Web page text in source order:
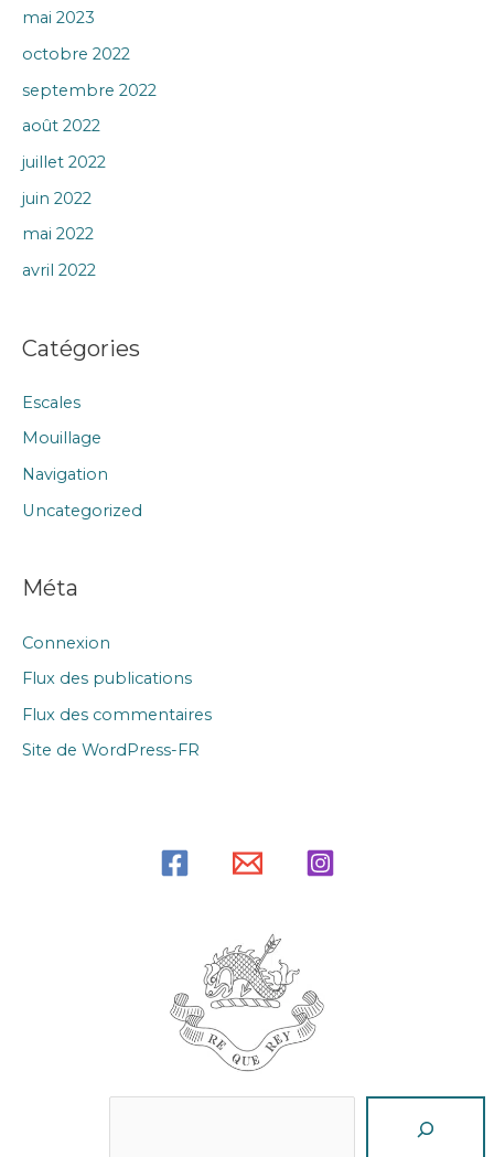
mai 2023
octobre 2022
septembre 2022
août 2022
juillet 2022
juin 2022
mai 2022
avril 2022
Catégories
Escales
Mouillage
Navigation
Uncategorized
Méta
Connexion
Flux des publications
Flux des commentaires
Site de WordPress-FR